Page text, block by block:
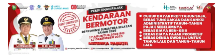
produk
antara
lain
mampu
menjadi